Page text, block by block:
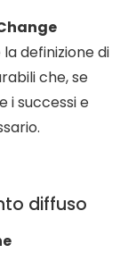
definizione di
che, se
i successi e
diffuso